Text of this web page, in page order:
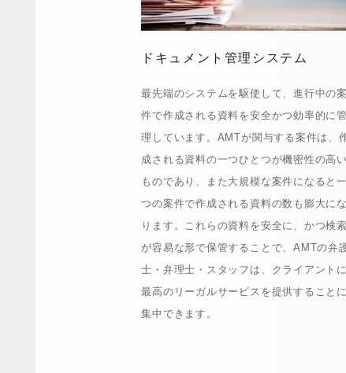
ドキュメント管理システム
最先端のシステムを駆使して、進行中の案
件で作成される資料を安全かつ効率的に管
理しています。AMTが関与する案件は、
成される資料の一つひとつが機密性の高い
ものであり、また大規模な案件になると一
つの案件で作成される資料の数も膨大にな
ります。これらの資料を安全に、かつ検索
が容易な形で保管することで、AMTの弁
士・弁理士・スタッフは、クライアントに
最高のリーガルサービスを提供することに
集中できます。